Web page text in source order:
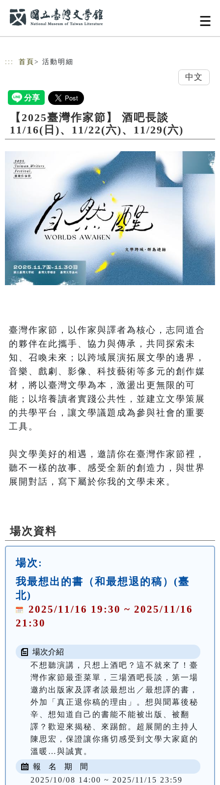
::: 首頁 > 活動明細
中文
【2025臺灣作家節】 酒吧長談
11/16(日)、11/22(六)、11/29(六)
臺灣作家節，以作家與譯者為核心，志同道合
的夥伴在此攜手、協力與傳承，共同探索未
知、召喚未來；以跨域展演拓展文學的邊界，
音樂、戲劇、影像、科技藝術等多元的創作媒
材，將以臺灣文學為本，激盪出更無限的可
能；以培養讀者實踐公共性，並建立文學策展
的共學平台，讓文學議題成為參與社會的重要
工具。
與文學美好的相遇，邀請你在臺灣作家節裡，
聽不一樣的故事、感受全新的創造力，與世界
展開對話，寫下屬於你我的文學未來。
場次資料
場次:
我最想出的書（和最想退的稿）(臺
北)
2025/11/16 19:30 ~ 2025/11/16
21:30
場次介紹
不想聽演講，只想上酒吧？這不就來了！臺
灣作家節最歪菜單，三場酒吧長談，第一場
邀約出版家及譯者談最想出／最想譯的書，
外加「真正退你稿的理由」。想與聞幕後秘
辛、想知道自己的書能不能被出版、被翻
譯？歡迎來揭秘、來踢館。超展開的主持人
陳思宏，保證讓你痛切感受到文學大家庭的
溫暖…與誠實。
報 名 期 間
2025/10/08 14:00 ~ 2025/11/15 23:59